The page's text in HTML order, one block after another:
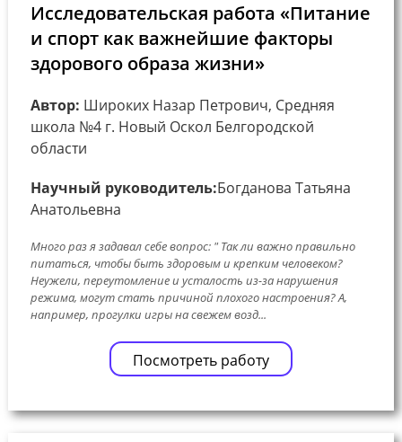
Исследовательская работа «Питание
и спорт как важнейшие факторы
здорового образа жизни»
Автор: Широких Назар Петрович, Средняя
школа №4 г. Новый Оскол Белгородской
области
Научный руководитель:Богданова Татьяна
Анатольевна
Много раз я задавал себе вопрос: " Так ли важно правильно
питаться, чтобы быть здоровым и крепким человеком?
Неужели, переутомление и усталость из-за нарушения
режима, могут стать причиной плохого настроения? А,
например, прогулки игры на свежем возд...
Посмотреть работу